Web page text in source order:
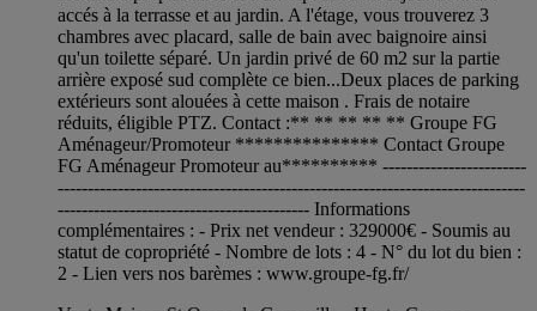
accés à la terrasse et au jardin. A l'étage, vous trouverez 3
chambres avec placard, salle de bain avec baignoire ainsi
qu'un toilette séparé. Un jardin privé de 60 m2 sur la partie
arrière exposé sud complète ce bien...Deux places de parking
extérieurs sont alouées à cette maison . Frais de notaire
réduits, éligible PTZ. Contact :** ** ** ** ** Groupe FG
Aménageur/Promoteur *************** Contact Groupe
FG Aménageur Promoteur au********** ------------------------
------------------------------------------------------------------------------
------------------------------------------ Informations
complémentaires : - Prix net vendeur : 329000€ - Soumis au
statut de copropriété - Nombre de lots : 4 - N° du lot du bien :
2 - Lien vers nos barèmes : www.groupe-fg.fr/